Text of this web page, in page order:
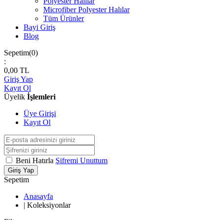
Microfiber Polyester Halılar
Tüm Ürünler
Bayi Giriş
Blog
Sepetim(0)
:
0,00 TL
Giriş Yap
Kayıt Ol
Üyelik İşlemleri
Üye Girişi
Kayıt Ol
Beni Hatırla Şifremi Unuttum
Giriş Yap
Sepetim
Anasayfa
| Koleksiyonlar